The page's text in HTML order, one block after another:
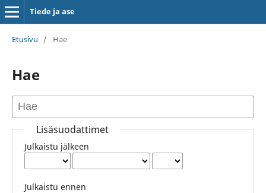
Tiede ja ase
Etusivu / Hae
Hae
Lisäsuodattimet
Julkaistu jälkeen
Julkaistu ennen